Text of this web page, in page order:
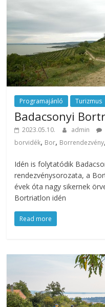
Programajánló Turizmus
Badacsonyi
2023.05.10. admin
borvidék, Bor, Borrendezvény,
Idén is folytatódik
rendezvénysorozata, a
évek óta nagy sikernek
Bortriatlon idén
Read more